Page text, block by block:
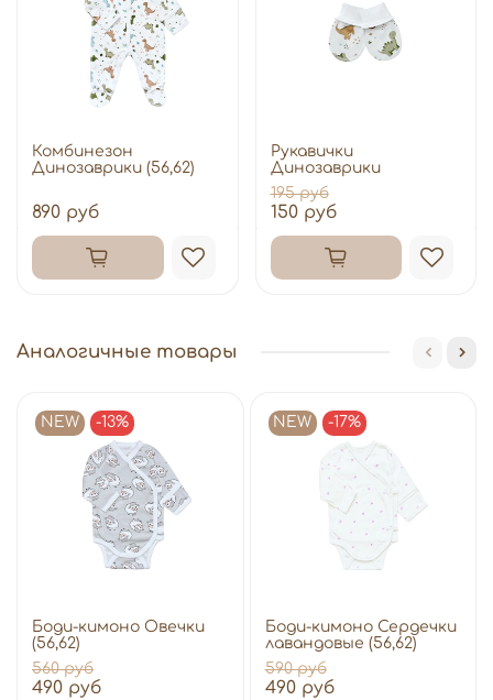
Комбинезон
Динозаврики (56,62)
890 руб
Рукавички
Динозаврики
195 руб
150 руб
Аналогичные товары
NEW -13%
Боди-кимоно Овечки
(56,62)
560 руб
490 руб
NEW -17%
Боди-кимоно Сердечки
лавандовые (56,62)
590 руб
490 руб